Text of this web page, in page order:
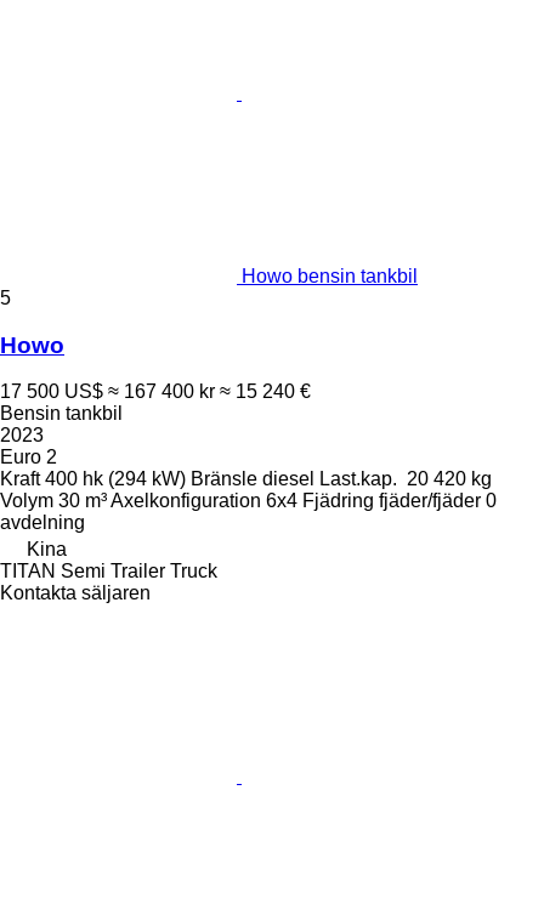
Howo bensin tankbil
5
Howo
17 500 US$ ≈ 167 400 kr ≈ 15 240 €
Bensin tankbil
2023
Euro 2
Kraft 400 hk (294 kW) Bränsle diesel Last.kap. 20 420 kg
Volym 30 m³Axelkonfiguration 6x4 Fjädring fjäder/fjäder 0
avdelning
Kina
TITAN Semi Trailer Truck
Kontakta säljaren